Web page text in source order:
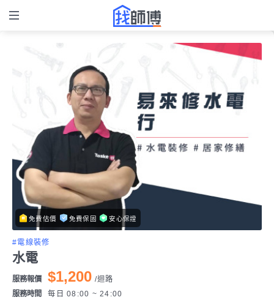
免費估價 免費保固 安心保證
#電線裝修
水電
服務報價 $1,200 /迴路
服務時間
每日 08:00 ~ 24:00